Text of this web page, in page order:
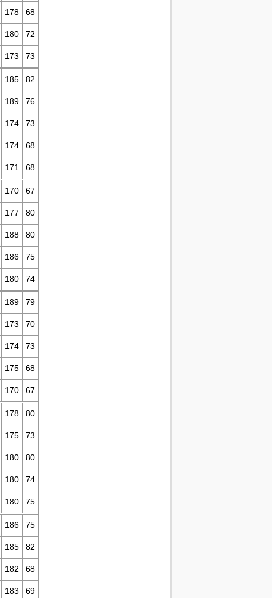
178
68
180
72
173
73
185
82
189
76
174
73
174
68
171
68
170
67
177
80
188
80
186
75
180
74
189
79
173
70
174
73
175
68
170
67
178
80
175
73
180
80
180
74
180
75
186
75
185
82
182
68
183 69